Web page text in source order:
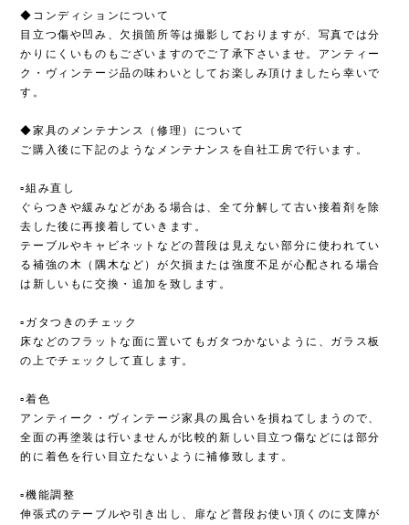
◆コンディションについて
目立つ傷や凹み、欠損箇所等は撮影しておりますが、写真では分
かりにくいものもございますのでご了承下さいませ。アンティー
ク・ヴィンテージ品の味わいとしてお楽しみ頂けましたら幸いで
す。
◆家具のメンテナンス（修理）について
ご購入後に下記のようなメンテナンスを自社工房で行います。
▫︎組み直し
ぐらつきや緩みなどがある場合は、全て分解して古い接着剤を除
去した後に再接着していきます。
テーブルやキャビネットなどの普段は見えない部分に使われてい
る補強の木（隅木など）が欠損または強度不足が心配される場合
は新しいもに交換・追加を致します。
▫︎ガタつきのチェック
床などのフラットな面に置いてもガタつかないように、ガラス板
の上でチェックして直します。
▫︎着色
アンティーク・ヴィンテージ家具の風合いを損ねてしまうので、
全面の再塗装は行いませんが比較的新しい目立つ傷などには部分
的に着色を行い目立たないように補修致します。
▫︎機能調整
伸張式のテーブルや引き出し、扉など普段お使い頂くのに支障が